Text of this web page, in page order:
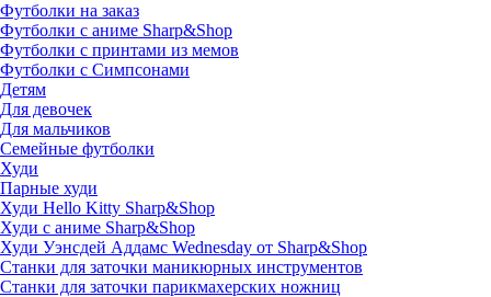
Футболки на заказ
Футболки с аниме Sharp&Shop
Футболки с принтами из мемов
Футболки с Симпсонами
Детям
Для девочек
Для мальчиков
Семейные футболки
Худи
Парные худи
Худи Hello Kitty Sharp&Shop
Худи с аниме Sharp&Shop
Худи Уэнсдей Аддамс Wednesday от Sharp&Shop
Станки для заточки маникюрных инструментов
Станки для заточки парикмахерских ножниц